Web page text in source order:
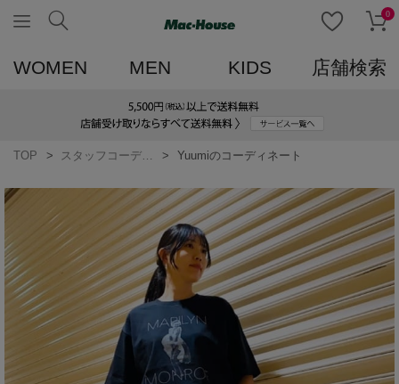
0
WOMEN MEN KIDS 店舗検索
TOP Yuumiのコーディネート